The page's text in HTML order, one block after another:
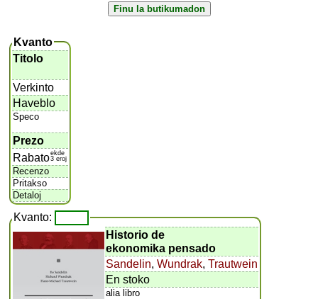
Kvanto
Titolo
Verkinto
Haveblo
Speco
Prezo
Rabatoekde
3 eroj
Recenzo
Pritakso
Detaloj
Kvanto:
Historio de
ekonomika pensado
Sandelin, Wundrak, Trautwein
En stoko
alia libro